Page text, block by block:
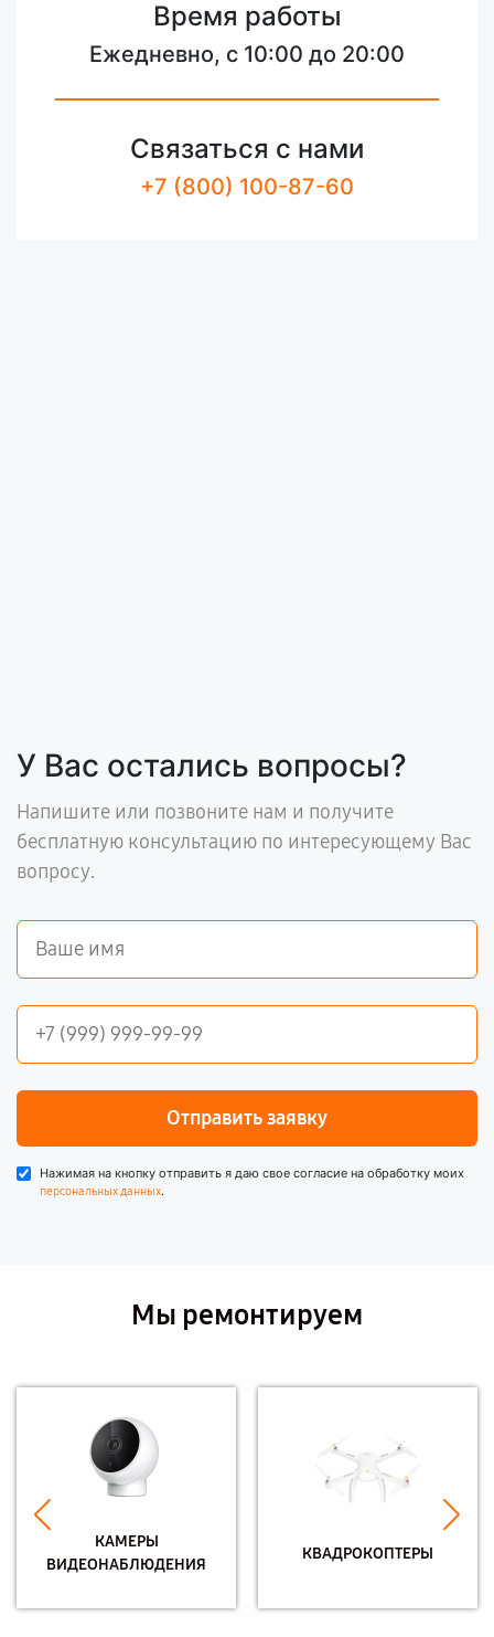
Время работы
Ежедневно, с 10:00 до 20:00
Связаться с нами
+7 (800) 100-87-60
У Вас остались вопросы?
Напишите или позвоните нам и получите
бесплатную консультацию по интересующему Вас
вопросу.
Отправить заявку
Нажимая на кнопку отправить я даю свое согласие на обработку моих
персональных данных.
Мы ремонтируем
КАМЕРЫ
ВИДЕОНАБЛЮДЕНИЯ
КВАДРОКОПТЕРЫ